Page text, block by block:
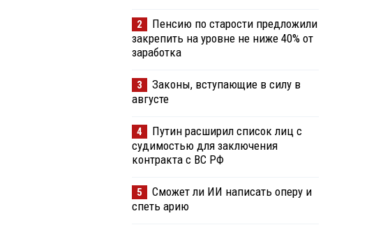
2
Пенсию по старости предложили
закрепить на уровне не ниже 40% от
заработка
3
Законы, вступающие в силу в
августе
4
Путин расширил список лиц с
судимостью для заключения
контракта с ВС РФ
5
Сможет ли ИИ написать оперу и
спеть арию